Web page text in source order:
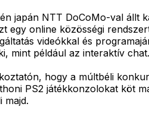
japán NTT DoCoMo-val állt
egy online közösségi
videókkal és
mint például az interaktív chat.
hogy a múltbéli
PS2 játékkonzolokat köt
majd.